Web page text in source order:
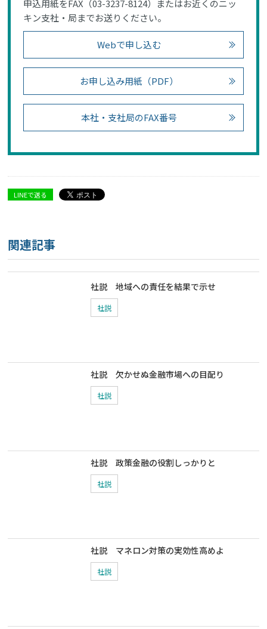
申込用紙をFAX（03-3237-8124）またはお近くのニッ
キン支社・局までお送りください。
Webで申し込む
お申し込み用紙（PDF）
本社・支社局のFAX番号
LINEで送る
関連記事
社説 地域への責任を結果で示せ
社説
社説 欠かせぬ金融市場への目配り
社説
社説 政策金融の役割しっかりと
社説
社説 マネロン対策の実効性高めよ
社説